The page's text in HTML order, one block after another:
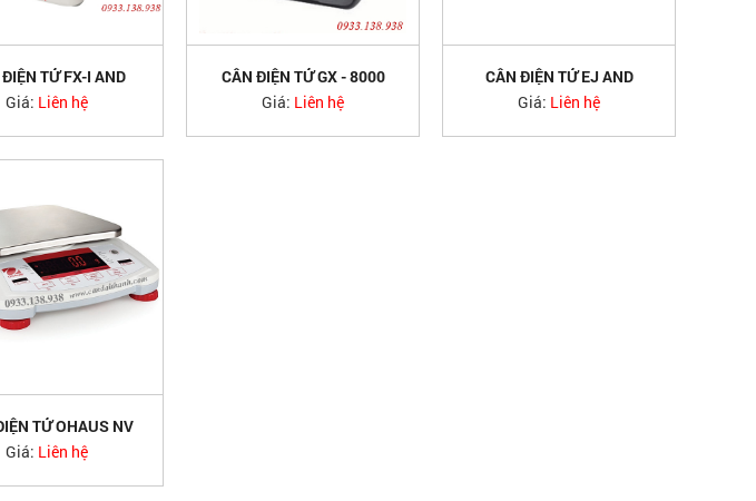
TỬ FX-I AND
Giá: Liên hệ
CÂN ĐIỆN TỬ GX - 8000
AND
Giá: Liên hệ
CÂN ĐIỆN TỬ EJ AND
JAPAN
Giá: Liên hệ
TỬ OHAUS NV
Giá: Liên hệ